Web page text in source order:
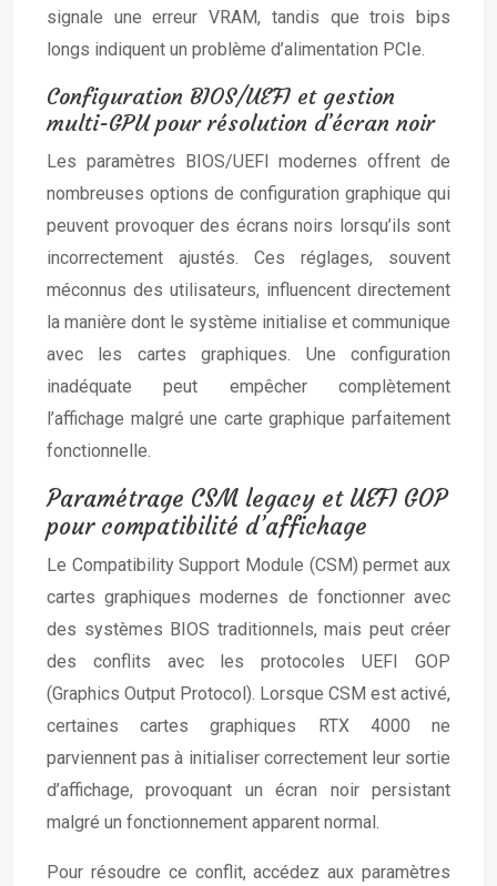
signale une erreur VRAM, tandis que trois bips
longs indiquent un problème d’alimentation PCIe.
Configuration BIOS/UEFI et gestion
multi-GPU pour résolution d’écran noir
Les paramètres BIOS/UEFI modernes offrent de
nombreuses options de configuration graphique qui
peuvent provoquer des écrans noirs lorsqu’ils sont
incorrectement ajustés. Ces réglages, souvent
méconnus des utilisateurs, influencent directement
la manière dont le système initialise et communique
avec les cartes graphiques. Une configuration
inadéquate peut empêcher complètement
l’affichage malgré une carte graphique parfaitement
fonctionnelle.
Paramétrage CSM legacy et UEFI GOP
pour compatibilité d’affichage
Le Compatibility Support Module (CSM) permet aux
cartes graphiques modernes de fonctionner avec
des systèmes BIOS traditionnels, mais peut créer
des conflits avec les protocoles UEFI GOP
(Graphics Output Protocol). Lorsque CSM est activé,
certaines cartes graphiques RTX 4000 ne
parviennent pas à initialiser correctement leur sortie
d’affichage, provoquant un écran noir persistant
malgré un fonctionnement apparent normal.
Pour résoudre ce conflit, accédez aux paramètres